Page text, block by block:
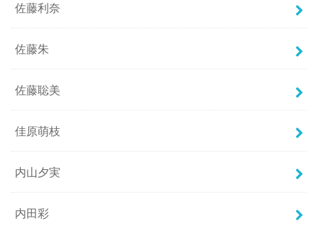
佐藤利奈
佐藤朱
佐藤聡美
佳原萌枝
内山夕実
内田彩